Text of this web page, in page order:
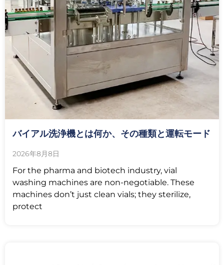
バイアル洗浄機とは何か、その種類と運転モード
2026年8月8日
For the pharma and biotech industry, vial
washing machines are non-negotiable. These
machines don’t just clean vials; they sterilize,
protect